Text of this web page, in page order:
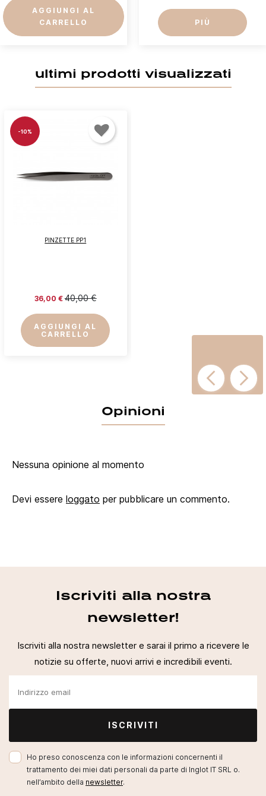
AGGIUNGI AL
CARRELLO
PIÙ
ultimi prodotti visualizzati
PINZETTE PP1
36,00 € 40,00 €
AGGIUNGI AL
CARRELLO
-10%
Opinioni
Nessuna opinione al momento
Devi essere loggato per pubblicare un commento.
Iscriviti alla nostra
newsletter!
Iscriviti alla nostra newsletter e sarai il primo a ricevere le
notizie su offerte, nuovi arrivi e incredibili eventi.
ISCRIVITI
Ho preso conoscenza con le informazioni concernenti il
trattamento dei miei dati personali da parte di Inglot IT SRL o.
nell’ambito della newsletter.
Devi essere loggato per salvare prodotti nella tua
lista dei desideri.
Annulla